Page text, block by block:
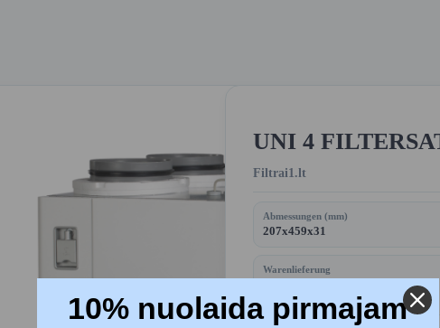
UNI 4
Filtrai1.lt
Abmessungen (mm)
207x459x31
Warenlieferung
2,90 € (kostenloser Versand an
Paketautomaten ab 50 €)
10% nuolaida pirmajam